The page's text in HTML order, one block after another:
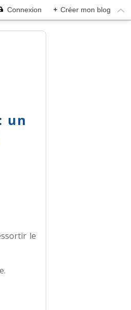
Connexion + Créer mon blog
un
le